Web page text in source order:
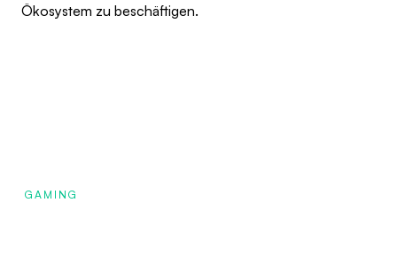
Ökosystem zu beschäftigen.
GAMING